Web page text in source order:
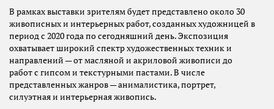
В рамках выставки зрителям будет представлено около 30
живописных и интерьерных работ, созданных художницей в
период с 2020 года по сегодняшний день. Экспозиция
охватывает широкий спектр художественных техник и
направлений — от масляной и акриловой живописи до
работ с гипсом и текстурными пастами. В числе
представленных жанров — анималистика, портрет,
силуэтная и интерьерная живопись.